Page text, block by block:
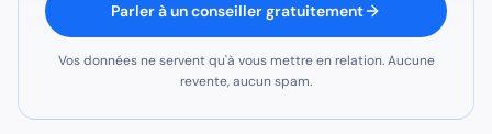
Parler à un conseiller gratuitement
Vos données ne servent qu'à vous mettre en relation. Aucune
revente, aucun spam.